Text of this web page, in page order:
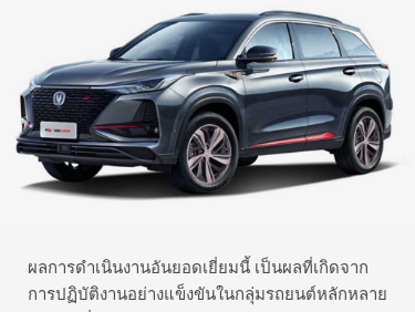
ผลการดำเนินงานอันยอดเยี่ยมนี้ เป็นผลที่เกิดจาก
การปฏิบัติงานอย่างแข็งขันในกลุ่มรถยนต์หลักหลาย